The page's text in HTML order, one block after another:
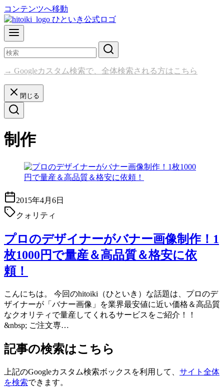
コンテンツへ移動
→ Googleカスタム検索で、全体検索される方はこちら
閉じる
制作
2015年4月6日
クォリティ
プロのデザイナーがバナー画像制作！1
枚1000円で量産＆高品質＆格安に依
頼！
こんにちは。 今回のhitoiki（ひといき）な話題は、プロのデ
ザイナーが「バナー画像」を業界最安値に近い価格＆高品質
なクオリティで量産してくれるサービスをご紹介！！
&nbsp; ご注文専…
記事の検索はこちら
上記のGoogleカスタム検索ボックスを利用して、 サイト全体
を検索できます。